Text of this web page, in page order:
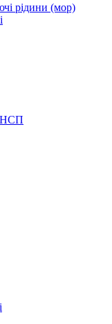
рідини (мор)